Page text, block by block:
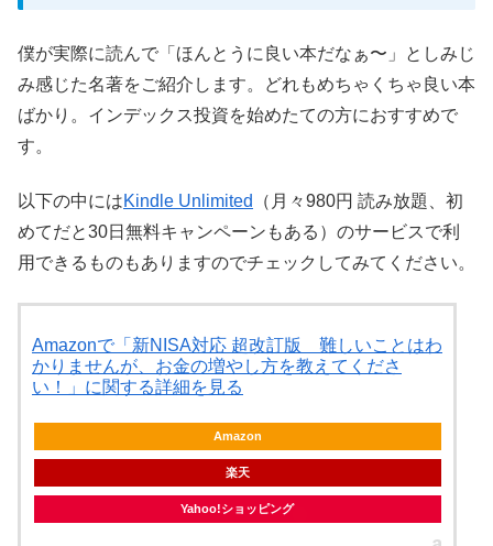
僕が実際に読んで「ほんとうに良い本だなぁ〜」としみじ
み感じた名著をご紹介します。どれもめちゃくちゃ良い本
ばかり。インデックス投資を始めたての方におすすめで
す。
以下の中にはKindle Unlimited
（月々980円 読み放題、初
めてだと30日無料キャンペーンもある）のサービスで利
用できるものもありますのでチェックしてみてください。
Amazonで「新NISA対応 超改訂版 難しいことはわ
かりませんが、お金の増やし方を教えてくださ
い！」に関する詳細を見る
Amazon
楽天
Yahoo!ショッピング